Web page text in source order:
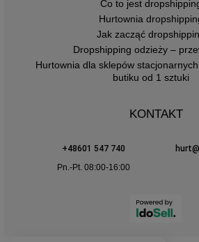
Co to jest
Hurtownia
Jak zacząć
Dropshipping odzieży –
Hurtownia dla sklepów
butiku od 1 sztuki
KONTAKT
+48601 547 740
Pn.-Pt. 08:00-16:00